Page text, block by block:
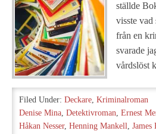
ställde
visste vad
från en
svarade
vårdslöst
Filed Under: Deckare, Kriminalroman
Denise Mina, Detektivroman, Ernest
Håkan Nesser, Henning Mankell, James